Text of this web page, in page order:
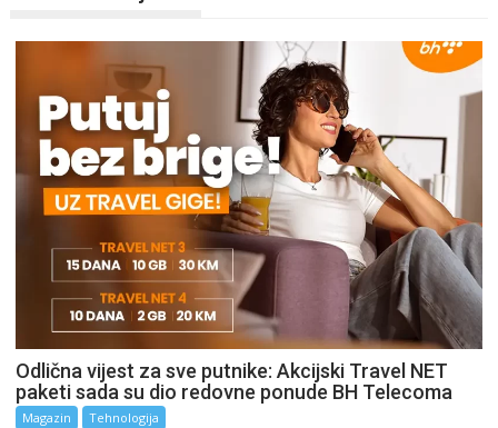
Odlična vijest za sve putnike: Akcijski Travel NET
paketi sada su dio redovne ponude BH Telecoma
Magazin Tehnologija